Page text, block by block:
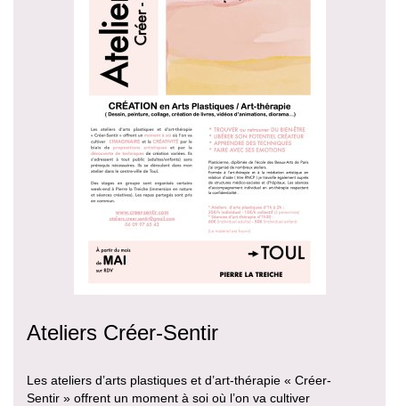
Ateliers Créer-Sentir
Les ateliers d’arts plastiques et d’art-thérapie « Créer-
Sentir » offrent un moment à soi où l’on va cultiver